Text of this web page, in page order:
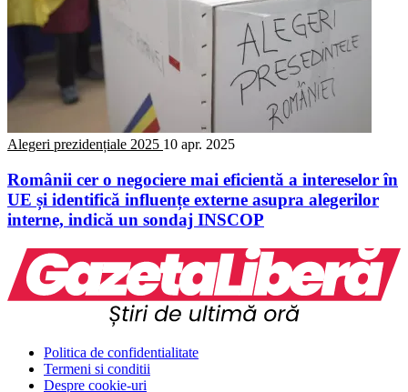
Alegeri prezidențiale 2025 10 apr. 2025
Românii cer o negociere mai eficientă a intereselor în
UE și identifică influențe externe asupra alegerilor
interne, indică un sondaj INSCOP
Politica de confidentialitate
Termeni si conditii
Despre cookie-uri